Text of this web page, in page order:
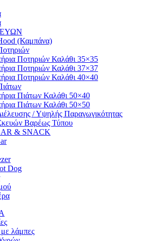
(Καμπάνα)
Ποτηριών Καλάθι 35×35
Ποτηριών Καλάθι 37×37
Ποτηριών Καλάθι 40×40
Πιάτων Καλάθι 50×40
Πιάτων Καλάθι 50×50
/ Υψηλής Παραγωγικότητας
Βαρέως Τύπου
& SNACK
Dog
λάμπες